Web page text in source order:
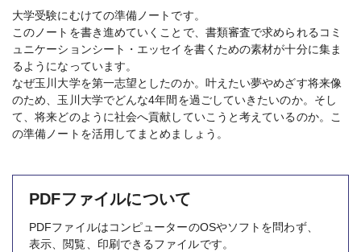
大学受験にむけての準備ノートです。
このノートを書き進めていくことで、書類審査で求められるコミ
ュニケーションシート・エッセイを書くための素材が十分に集ま
るようになっています。
なぜ玉川大学を第一志望としたのか。叶えたい夢やめざす将来像
のため、玉川大学でどんな4年間を過ごしていきたいのか。そし
て、将来どのように社会へ貢献していこうと考えているのか。こ
の準備ノートを活用してまとめましょう。
PDFファイルについて
PDFファイルはコンピューターのOSやソフトを問わず、
表示、閲覧、印刷できるファイルです。